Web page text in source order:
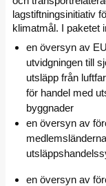
lagstiftningsinitiativ
klimatmål. I paketet
en översyn av
utvidgningen till
utsläpp från
för handel med
byggnader
en översyn av
en översyn av